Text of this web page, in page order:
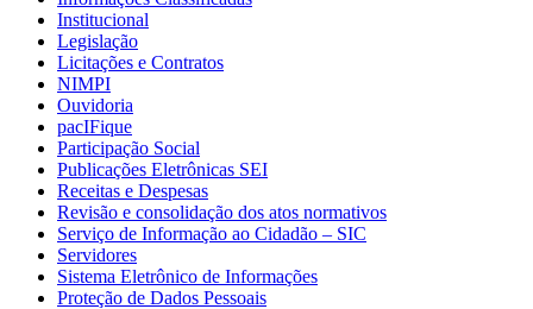
Institucional
Legislação
Licitações e Contratos
NIMPI
Ouvidoria
pacIFique
Participação Social
Publicações Eletrônicas SEI
Receitas e Despesas
Revisão e consolidação dos atos normativos
Serviço de Informação ao Cidadão – SIC
Servidores
Sistema Eletrônico de Informações
Proteção de Dados Pessoais